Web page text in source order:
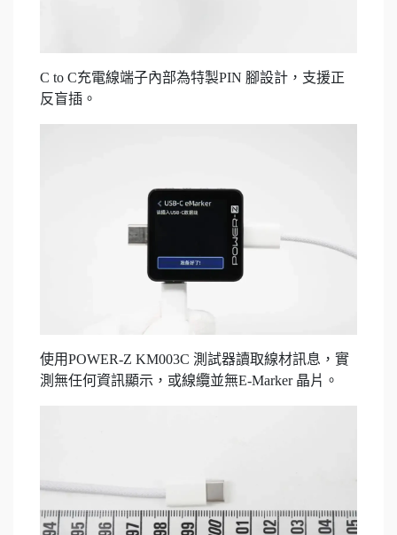
C to C充電線端子內部為特製PIN 腳設計，支援正
反盲插。
使用POWER-Z KM003C 測試器讀取線材訊息，實
測無任何資訊顯示，或線纜並無E-Marker 晶片。